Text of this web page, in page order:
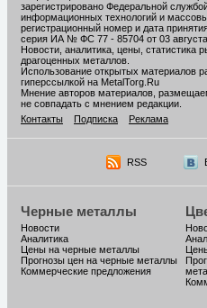
зарегистрировано Федеральной
информационных технологий и
регистрационный номер и дата
серия ИА № ФС 77 - 85704 от 03 августа
Новости, аналитика, цены, статистика
драгоценных металлов.
Использование открытых материалов
гиперссылкой на MetalTorg.Ru
Мнение авторов материалов,
не совпадать с мнением редакции.
Контакты
Подписка Реклама
RSS
Черные металлы
Новости
Аналитика
Цены на черные металлы
Прогнозы цен на черные металлы
Коммерческие предложения